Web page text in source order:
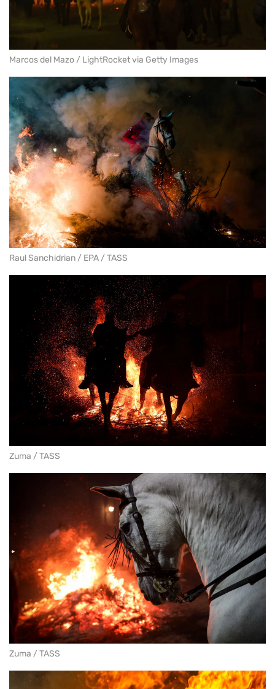
Marcos del Mazo / LightRocket via Getty Images
Raul Sanchidrian / EPA / TASS
Zuma / TASS
Zuma / TASS